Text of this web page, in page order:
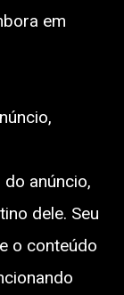
em
anúncio,
dele. Seu
o conteúdo